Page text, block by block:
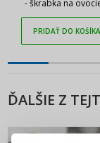
- škrabka na
PRIDAŤ DO KOŠÍKA
ĎALŠIE Z